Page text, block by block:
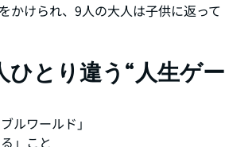
かけられ、9人の大人は子供に返って
とり違う“人生ゲー
ルワールド」
」こと